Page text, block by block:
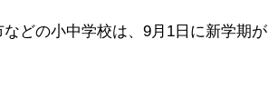
どの小中学校は、9月1日に新学期が